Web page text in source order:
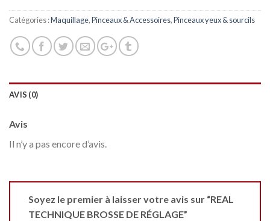
Catégories :Maquillage,Pinceaux & Accessoires,Pinceaux yeux & sourcils
AVIS (0)
Avis
Il n’y a pas encore d’avis.
Soyez le premier à laisser votre avis sur “REAL
TECHNIQUE BROSSE DE RÉGLAGE”